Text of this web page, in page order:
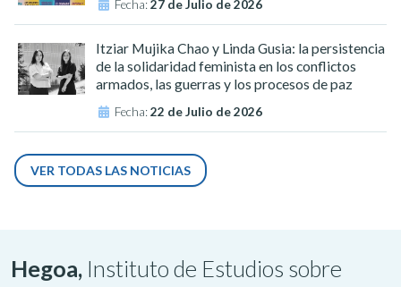
Fecha:27 de Julio de 2026
Itziar Mujika Chao y Linda Gusia: la persistencia
de la solidaridad feminista en los conflictos
armados, las guerras y los procesos de paz
Fecha:22 de Julio de 2026
VER TODAS LAS NOTICIAS
Hegoa, Instituto de Estudios sobre